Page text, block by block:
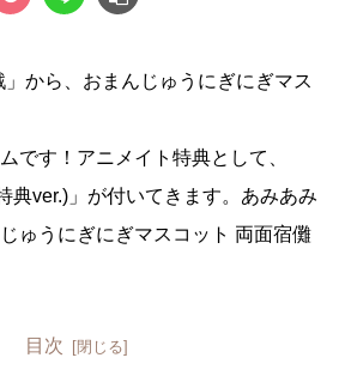
から、おまんじゅうにぎにぎマス
です！アニメイト特典として、
典ver.)」が付いてきます。あみあみ
ゅうにぎにぎマスコット 両面宿儺
目次